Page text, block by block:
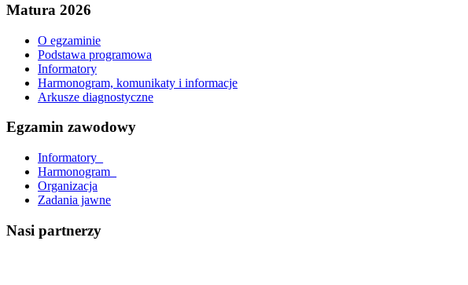
Matura 2026
O egzaminie
Podstawa programowa
Informatory
Harmonogram, komunikaty i informacje
Arkusze diagnostyczne
Egzamin zawodowy
Informatory_
Harmonogram_
Organizacja
Zadania jawne
Nasi partnerzy